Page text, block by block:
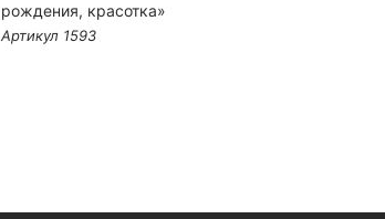
рождения, красотка»
Артикул 1593